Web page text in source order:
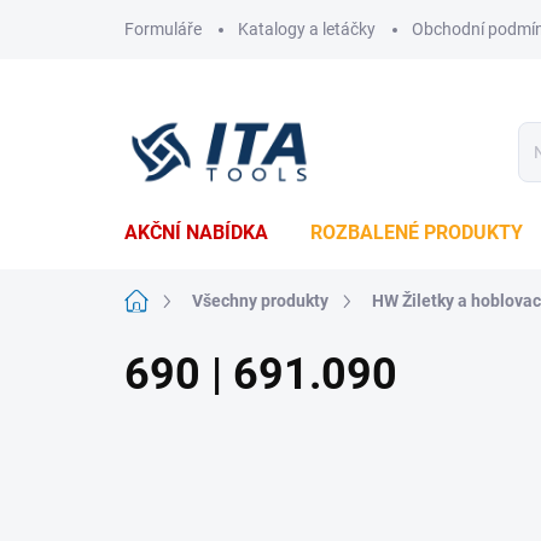
Formuláře Katalogy a letáčky Obchodní
AKČNÍ NABÍDKA ROZBALENÉ PRODUKTY
Domů Všechny produkty HW Žiletky a
690 | 691.090